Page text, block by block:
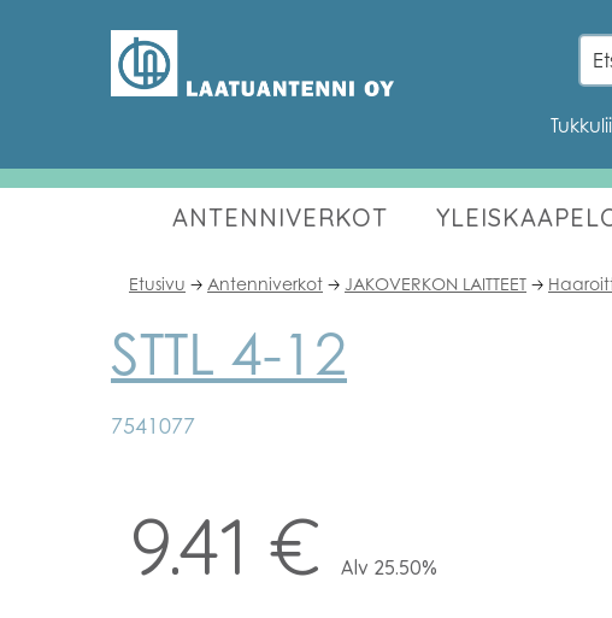
ANTENNIVERKOT
Etusivu 🡢 Antenniverkot 🡢 JAKOVERKON LAITTEET 🡢
STTL 4-12
7541077
9.41 € Alv 25.50%